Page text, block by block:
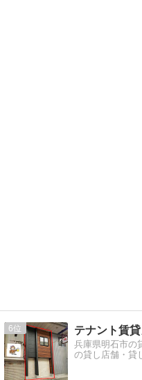
6 テナント賃
兵庫県明石市の
の貸し店舗・貸